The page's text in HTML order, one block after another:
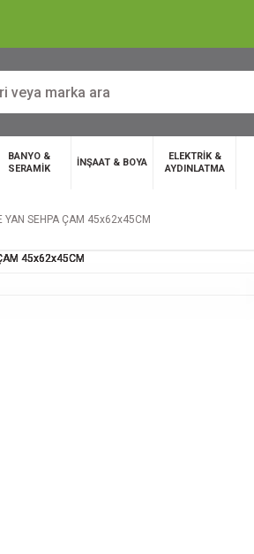
BANYO &
SERAMİK
İNŞAAT & BOYA
ELEKTRİK &
AYDINLATMA
YAN SEHPA ÇAM 45x62x45CM